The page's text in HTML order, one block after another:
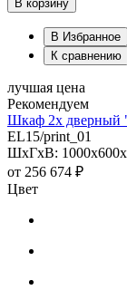
В корзину
В Избранное
К сравнению
лучшая цена
Рекомендуем
Шкаф 2х дверный
EL15/print_01
ШхГхВ:
от 256 674 ₽
Цвет